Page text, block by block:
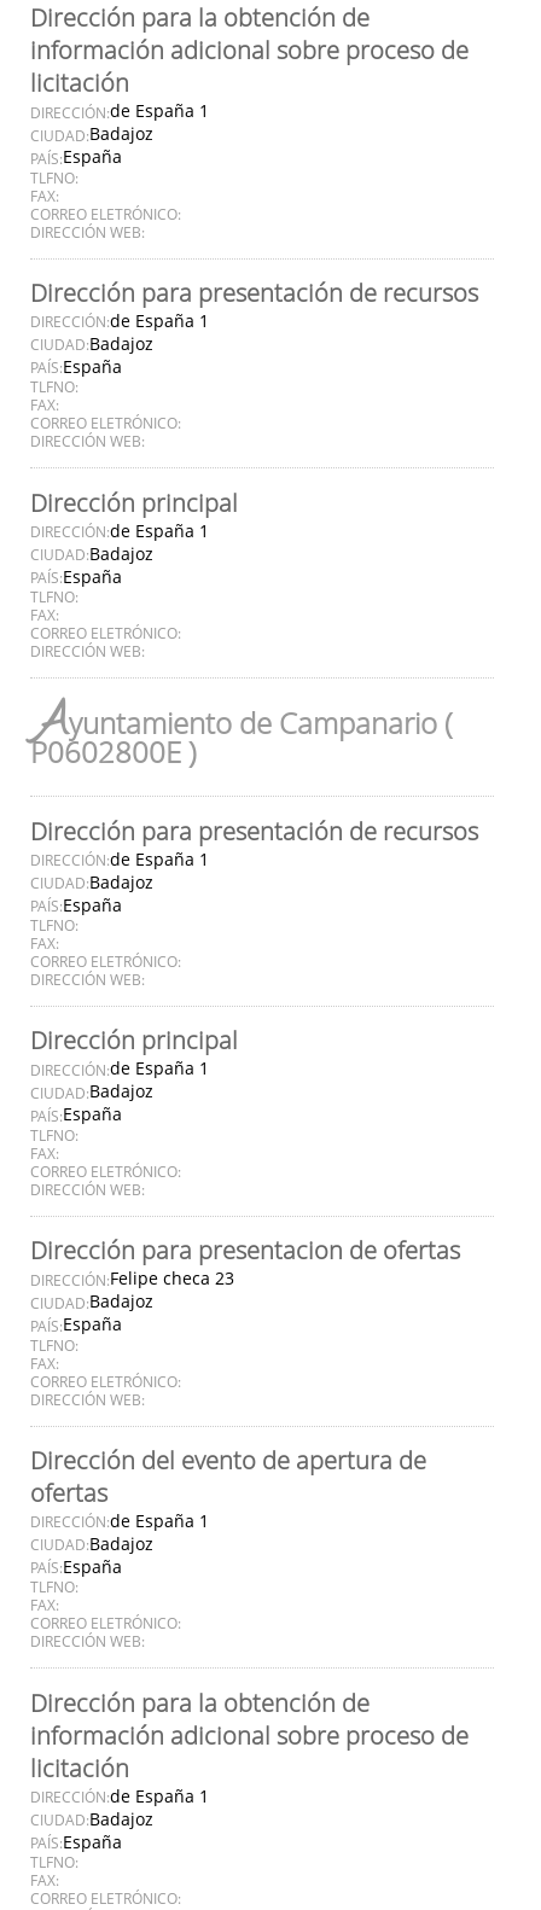
Dirección para la obtención de
información adicional sobre proceso de
licitación
DIRECCIÓN:de España 1
CIUDAD:Badajoz
PAÍS:España
TLFNO:
FAX:
CORREO ELETRÓNICO:
DIRECCIÓN WEB:
Dirección para presentación de recursos
DIRECCIÓN:de España 1
CIUDAD:Badajoz
PAÍS:España
TLFNO:
FAX:
CORREO ELETRÓNICO:
DIRECCIÓN WEB:
Dirección principal
DIRECCIÓN:de España 1
CIUDAD:Badajoz
PAÍS:España
TLFNO:
FAX:
CORREO ELETRÓNICO:
DIRECCIÓN WEB:
Ayuntamiento de Campanario (
P0602800E )
Dirección para presentación de recursos
DIRECCIÓN:de España 1
CIUDAD:Badajoz
PAÍS:España
TLFNO:
FAX:
CORREO ELETRÓNICO:
DIRECCIÓN WEB:
Dirección principal
DIRECCIÓN:de España 1
CIUDAD:Badajoz
PAÍS:España
TLFNO:
FAX:
CORREO ELETRÓNICO:
DIRECCIÓN WEB:
Dirección para presentacion de ofertas
DIRECCIÓN:Felipe checa 23
CIUDAD:Badajoz
PAÍS:España
TLFNO:
FAX:
CORREO ELETRÓNICO:
DIRECCIÓN WEB:
Dirección del evento de apertura de
ofertas
DIRECCIÓN:de España 1
CIUDAD:Badajoz
PAÍS:España
TLFNO:
FAX:
CORREO ELETRÓNICO:
DIRECCIÓN WEB:
Dirección para la obtención de
información adicional sobre proceso de
licitación
DIRECCIÓN:de España 1
CIUDAD:Badajoz
PAÍS:España
TLFNO:
FAX:
CORREO ELETRÓNICO: